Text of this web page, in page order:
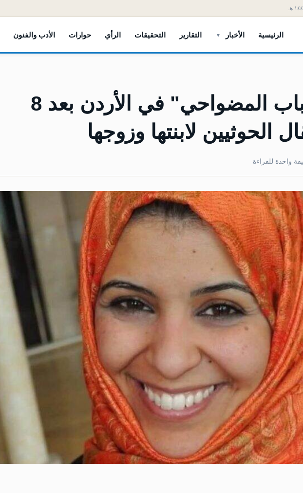
الرئيسية الأخبار التقارير التحقيقات الرأي حوارات الأدب والفنون
وفاة والدة "رباب المضواحي" في الأردن بعد 8
الحوثيين لابنتها وزوجها
واحدة للقراءة